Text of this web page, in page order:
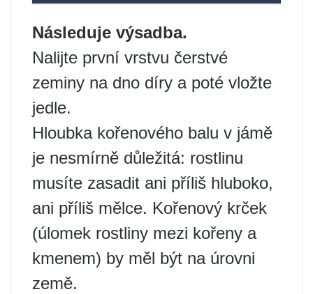
Následuje výsadba.
Nalijte první vrstvu čerstvé
zeminy na dno díry a poté vložte
jedle.
Hloubka kořenového balu v jámě
je nesmírně důležitá: rostlinu
musíte zasadit ani příliš hluboko,
ani příliš mělce. Kořenový krček
(úlomek rostliny mezi kořeny a
kmenem) by měl být na úrovni
země.